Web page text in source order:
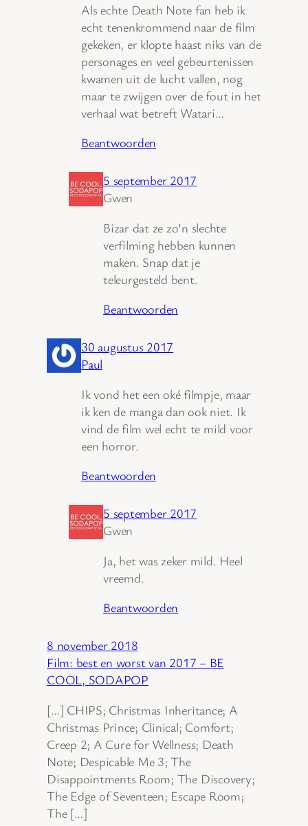
Als echte Death Note fan heb ik
echt tenenkrommend naar de film
gekeken, er klopte haast niks van de
personages en veel gebeurtenissen
kwamen uit de lucht vallen, nog
maar te zwijgen over de fout in het
verhaal wat betreft Watari…
Beantwoorden
5 september 2017
Gwen
Bizar dat ze zo’n slechte
verfilming hebben kunnen
maken. Snap dat je
teleurgesteld bent.
Beantwoorden
30 augustus 2017
Paul
Ik vond het een oké filmpje, maar
ik ken de manga dan ook niet. Ik
vind de film wel echt te mild voor
een horror.
Beantwoorden
5 september 2017
Gwen
Ja, het was zeker mild. Heel
vreemd.
Beantwoorden
8 november 2018
Film: best en worst van 2017 – BE
COOL, SODAPOP
[…] CHIPS; Christmas Inheritance; A
Christmas Prince; Clinical; Comfort;
Creep 2; A Cure for Wellness; Death
Note; Despicable Me 3; The
Disappointments Room; The Discovery;
The Edge of Seventeen; Escape Room;
The […]